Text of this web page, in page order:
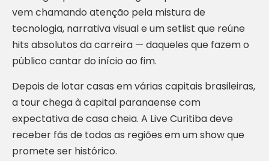
vem chamando atenção pela mistura de
tecnologia, narrativa visual e um setlist que reúne
hits absolutos da carreira — daqueles que fazem o
público cantar do início ao fim.
Depois de lotar casas em várias capitais brasileiras,
a tour chega à capital paranaense com
expectativa de casa cheia. A Live Curitiba deve
receber fãs de todas as regiões em um show que
promete ser histórico.